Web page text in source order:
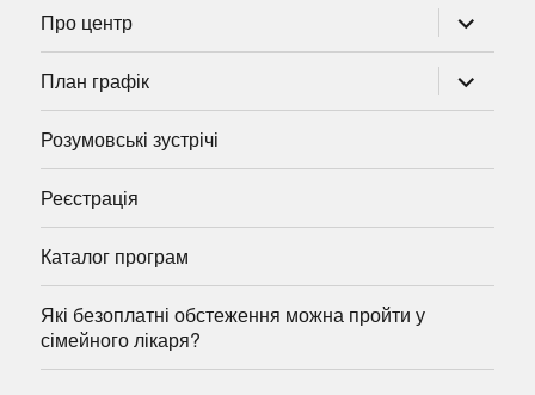
Про центр
підменю
План графік
підменю
Розумовські зустрічі
Реєстрація
Каталог програм
Які безоплатні обстеження можна пройти у
сімейного лікаря?